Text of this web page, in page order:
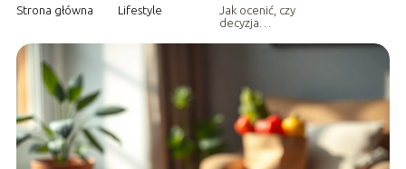
Strona główna Lifestyle
Jak ocenić, czy
decyzja
proporcjonalna